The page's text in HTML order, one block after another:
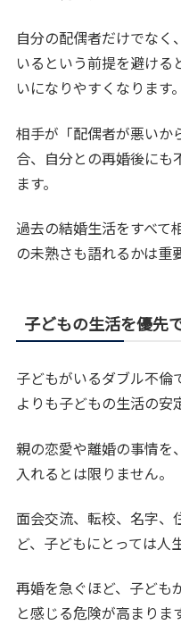
自分の配偶者だけでなく
いるという前提を避ける
いになりやすくなります。
相手が「配偶者が悪いか
合、自分との再婚後にも
ます。
過去の結婚生活をすべて
の未熟さも語れるかは重
子どもの生活を優先
子どもがいるダブル不倫
よりも子どもの生活の安
親の恋愛や離婚の事情を
入れるとは限りません。
面会交流、転校、名字、
ど、子どもにとっては人
再婚を急ぐほど、子ども
と感じる危険が高まりま